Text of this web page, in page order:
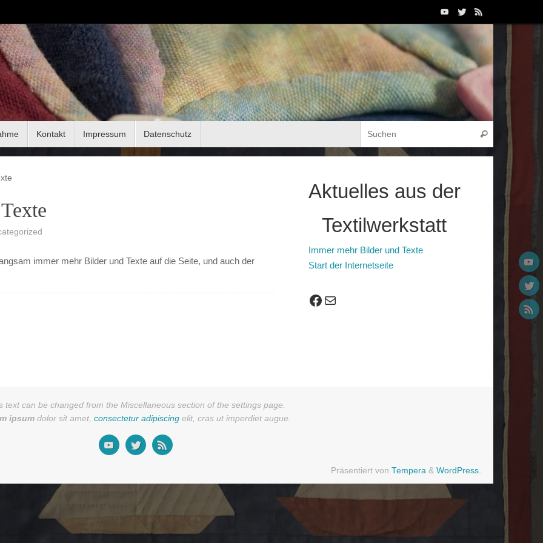
Kontakt Impressum Datenschutz
Suchen
Suchen
immer mehr Bilder und Texte auf die Seite, und auch der
Aktuelles aus der
Textilwerkstatt
Immer mehr Bilder und Texte
Start der Internetseite
Facebook
E-Mail
text can be changed from the Miscellaneous section of the settings page.
ipsum dolor sit amet, consectetur adipiscing elit, cras ut imperdiet augue.
Präsentiert von Tempera & WordPress.